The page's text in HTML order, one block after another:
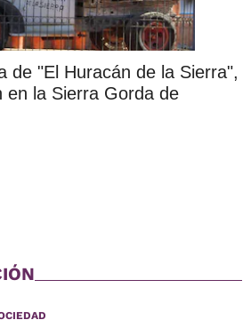
de "El Huracán de la Sierra",
en la Sierra Gorda de